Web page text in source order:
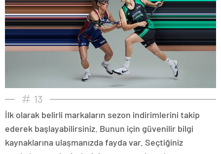
13
İlk olarak belirli markaların sezon indirimlerini takip
ederek başlayabilirsiniz. Bunun için güvenilir bilgi
kaynaklarına ulaşmanızda fayda var. Seçtiğiniz